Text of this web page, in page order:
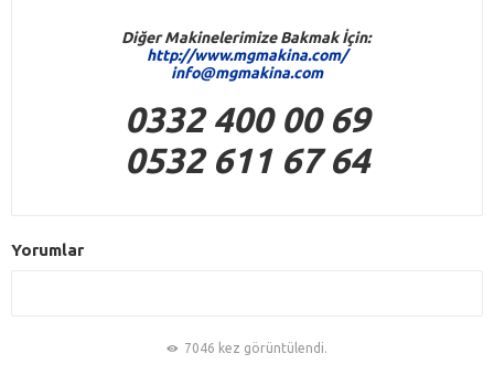
Diğer Makinelerimize Bakmak İçin:
http://www.mgmakina.com/
info@mgmakina.com
0332 400 00 69
0532 611 67 64
Yorumlar
7046 kez görüntülendi.